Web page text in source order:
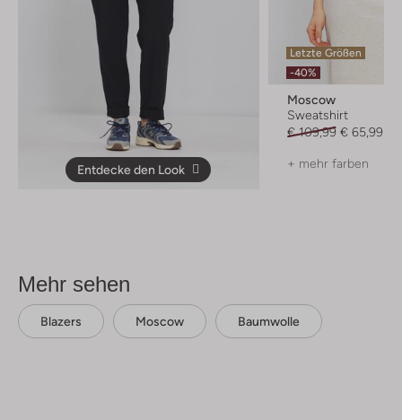
Entdecke den Look
Letzte Größen
-40%
Moscow
Sweatshirt
€ 109,99 € 65,99
+ mehr farben
Mehr sehen
Blazers Moscow Baumwolle